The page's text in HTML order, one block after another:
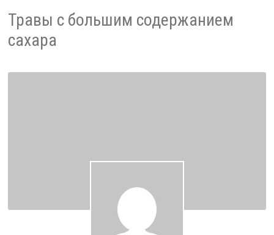
Травы с большим содержанием
сахара